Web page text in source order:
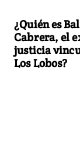
¿Quién es
Cabrera, el
justicia
Los Lobos?